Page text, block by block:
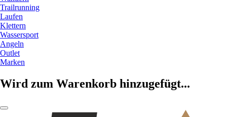
Trailrunning
Laufen
Klettern
Wassersport
Angeln
Outlet
Marken
Wird zum Warenkorb hinzugefügt...